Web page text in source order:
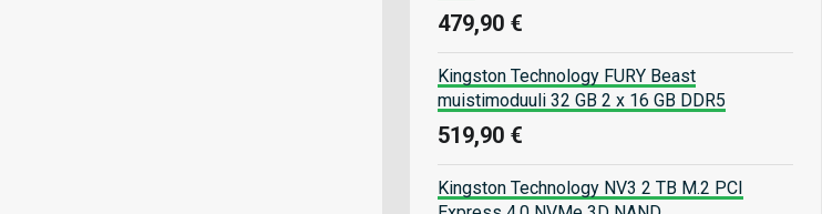
479,90 €
Kingston Technology FURY Beast
muistimoduuli 32 GB 2 x 16 GB DDR5
519,90 €
Kingston Technology NV3 2 TB M.2 PCI